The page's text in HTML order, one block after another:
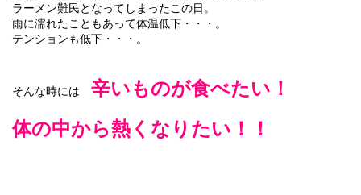
ラーメン難民となってしまったこの日。
雨に濡れたこともあって体温低下・・・ 。
テンションも低下・・・。
そんな時には 辛いものが食べたい！
体の中から熱くなりたい！！